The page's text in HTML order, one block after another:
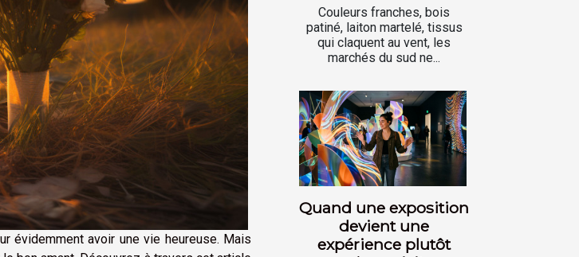
évidemment avoir une vie heureuse. Mais
Couleurs franches, bois
patiné, laiton martelé, tissus
qui claquent au vent, les
marchés du sud ne...
Quand une exposition
devient une
expérience plutôt